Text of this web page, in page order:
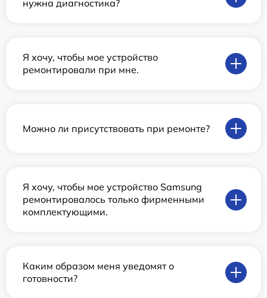
нужна диагностика?
Я хочу, чтобы мое устройство
ремонтировали при мне.
Можно ли присутствовать при ремонте?
Я хочу, чтобы мое устройство Samsung
ремонтировалось только фирменными
комплектующими.
Каким образом меня уведомят о
готовности?